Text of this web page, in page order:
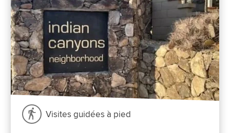
Visites guidées à pied